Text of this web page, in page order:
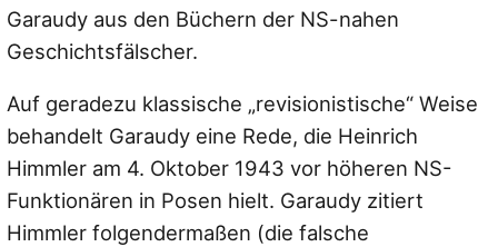
Garaudy aus den Büchern der NS-nahen
Geschichtsfälscher.
Auf geradezu klassische „revisionistische“ Weise
behandelt Garaudy eine Rede, die Heinrich
Himmler am 4. Oktober 1943 vor höheren NS-
Funktionären in Posen hielt. Garaudy zitiert
Himmler folgendermaßen (die falsche